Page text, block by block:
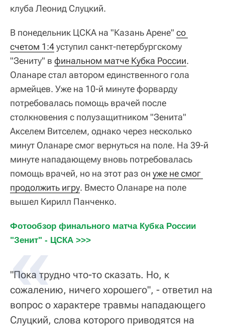
клуба Леонид Слуцкий.
В понедельник ЦСКА на "Казань Арене" со
счетом 1:4уступил санкт-петербургскому
"Зениту" в финальном матче Кубка России.
Оланаре стал автором единственного гола
армейцев. Уже на 10-й минуте форварду
потребовалась помощь врачей после
столкновения с полузащитником "Зенита"
Акселем Витселем, однако через несколько
минут Оланаре смог вернуться на поле. На 39-й
минуте нападающему вновь потребовалась
помощь врачей, но на этот раз он уже не смог
продолжить игру. Вместо Оланаре на поле
вышел Кирилл Панченко.
Фотообзор финального матча Кубка России
"Зенит" - ЦСКА >>>
"Пока трудно что-то сказать. Но, к
сожалению, ничего хорошего", - ответил на
вопрос о характере травмы нападающего
Слуцкий, слова которого приводятся на